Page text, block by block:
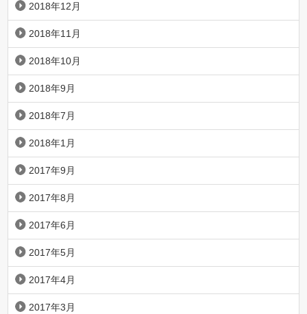
2018年12月
2018年11月
2018年10月
2018年9月
2018年7月
2018年1月
2017年9月
2017年8月
2017年6月
2017年5月
2017年4月
2017年3月